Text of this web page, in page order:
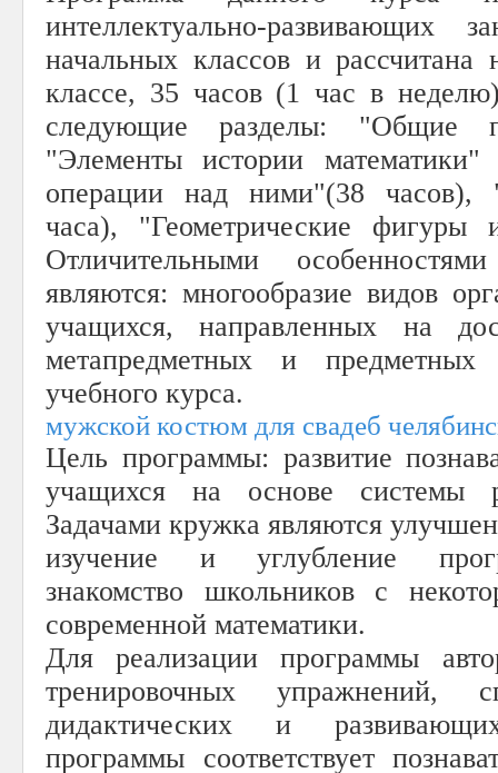
интеллектуально-развивающих
начальных классов и
классе, 35 часов (1 час в
следующие разделы: "Общие
"Элементы истории
операции над ними"(38 часов),
часа), "Геометрические фигуры
Отличительными
являются: многообразие видов
учащихся, направленных на
метапредметных и предметных
учебного курса.
мужской костюм для свадеб
Цель программы: развитие
учащихся на основе системы
Задачами кружка являются
изучение и углубление
знакомство школьников с
современной математики.
Для реализации программы
тренировочных упражнений,
дидактических и
программы соответствует